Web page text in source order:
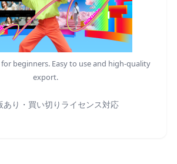
beginners. Easy to use and high-quality
export.
り・買い切りライセンス対応